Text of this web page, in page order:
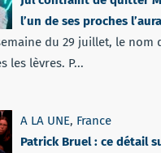
l’un de ses proches
du 29 juillet, le nom
les lèvres. P...
A LA UNE, France
Patrick Bruel : ce détail